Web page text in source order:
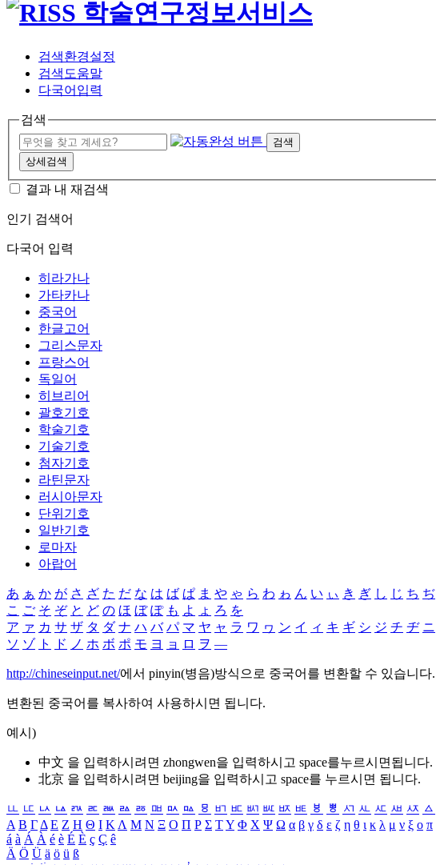
검색환경설정
검색도움말
다국어입력
검색
검색
상세검색
결과 내 재검색
인기 검색어
다국어 입력
히라가나
가타카나
중국어
한글고어
그리스문자
프랑스어
독일어
히브리어
괄호기호
학술기호
기술기호
첨자기호
라틴문자
러시아문자
단위기호
일반기호
로마자
아랍어
あ ぁ か が さ ざ た だ な は ば ぱ ま や ゃ ら わ ゎ ん い ぃ き ぎ し じ ち ぢ
こ ご そ ぞ と ど の ほ ぼ ぽ も よ ょ ろ を
ア ァ カ サ ザ タ ダ ナ ハ バ パ マ ヤ ャ ラ ワ ヮ ン イ ィ キ ギ シ ジ チ ヂ ニ
ソ ゾ ト ド ノ ホ ボ ポ モ ヨ ョ ロ ヲ ―
http://chineseinput.net/에서 pinyin(병음)방식으로 중국어를 변환할 수 있습니다.
변환된 중국어를 복사하여 사용하시면 됩니다.
예시)
中文 을 입력하시려면 zhongwen을 입력하시고 space를누르시면됩니다.
北京 을 입력하시려면 beijing을 입력하시고 space를 누르시면 됩니다.
ㅥ ㅦ ㅧ ㅨ ㅩ ㅪ ㅫ ㅬ ㅭ ㅮ ㅯ ㅰ ㅱ ㅲ ㅳ ㅴ ㅵ ㅶ ㅷ ㅸ ㅹ ㅺ ㅻ ㅼ ㅽ ㅾ ㅿ
Α Β ΓΔ Ε Ζ Η Θ Ι ΚΛ Μ Ν Ξ Ο Π Ρ Σ ΤΥ Φ Χ Ψ Ω α β γ δ ε ζ η θ ι κ λ μ ν ξ ο π
á à Á À é è É È ç Ç ê
Ä Ö Ü ä ö ü ß